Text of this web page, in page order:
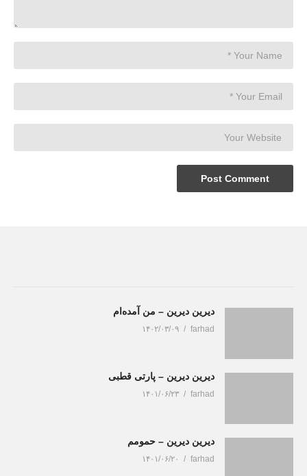
دیرین دیرین – من آمده‌ام
farhad ۱۴۰۲/۰۳/۰۹
دیرین دیرین – پارتی قطبی
farhad ۱۴۰۱/۰۶/۲۳
دیرین دیرین – حمومم
farhad ۱۴۰۱/۰۶/۲۰